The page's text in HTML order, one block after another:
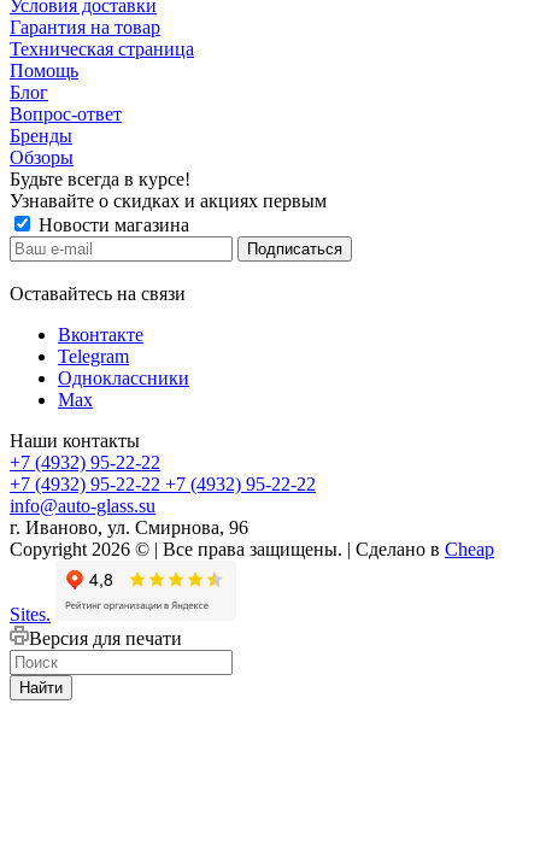
Условия доставки
Гарантия на товар
Техническая страница
Помощь
Блог
Вопрос-ответ
Бренды
Обзоры
Будьте всегда в курсе!
Узнавайте о скидках и акциях первым
Новости магазина
Оставайтесь на связи
Вконтакте
Telegram
Одноклассники
Max
Наши контакты
+7 (4932) 95-22-22
+7 (4932) 95-22-22 +7 (4932) 95-22-22
info@auto-glass.su
г. Иваново, ул. Смирнова, 96
Copyright 2026 © | Все права защищены. | Сделано в Cheap
Sites.
Версия для печати
Найти